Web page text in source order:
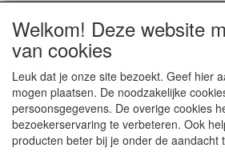
PRIVACYVERKLARING
CONTACTGEGEVENS
www.happyseven.nl
Welkom! Deze website
van cookies
Leuk dat je onze site bezoekt. Geef hier
mogen plaatsen. De noodzakelijke
persoonsgegevens. De overige cookies
bezoekerservaring te verbeteren. Ook
producten beter bij je onder de aandacht